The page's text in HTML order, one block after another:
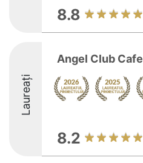
8.8
Laureați
Angel Club Cafe
8.2